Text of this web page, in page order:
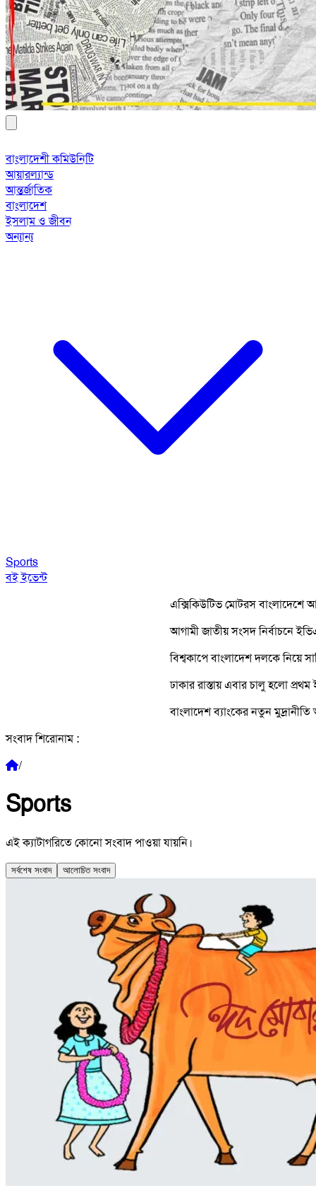
বাংলাদেশী কমিউনিটি
আয়ারল্যান্ড
আন্তর্জাতিক
বাংলাদেশ
ইসলাম ও জীবন
অন্যান্য
Sports
বইইভেন্ট
এক্সিকিউটিভ মোটরস বাংলাদেশে আনলো
আগামী জাতীয় সংসদ নির্বাচনে ইভিএম না
বিশ্বকাপে বাংলাদেশ দলকে নিয়ে
ঢাকার রাস্তায় এবার চালু হলো প্রথম
বাংলাদেশ ব্যাংকের নতুন মুদ্রানীতি আগামী
সংবাদ শিরোনাম :
/
Sports
এই ক্যাটাগরিতে কোনো সংবাদ পাওয়া যায়নি।
সর্বশেষ সংবাদ আলোচিত সংবাদ